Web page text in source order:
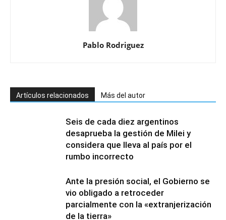
Pablo Rodriguez
Artículos relacionados Más del autor
Seis de cada diez argentinos
desaprueba la gestión de Milei y
considera que lleva al país por el
rumbo incorrecto
Ante la presión social, el Gobierno se
vio obligado a retroceder
parcialmente con la «extranjerización
de la tierra»